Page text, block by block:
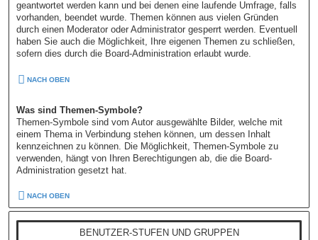
geantwortet werden kann und bei denen eine laufende Umfrage, falls
vorhanden, beendet wurde. Themen können aus vielen Gründen
durch einen Moderator oder Administrator gesperrt werden. Eventuell
haben Sie auch die Möglichkeit, Ihre eigenen Themen zu schließen,
sofern dies durch die Board-Administration erlaubt wurde.
NACH OBEN
Was sind Themen-Symbole?
Themen-Symbole sind vom Autor ausgewählte Bilder, welche mit
einem Thema in Verbindung stehen können, um dessen Inhalt
kennzeichnen zu können. Die Möglichkeit, Themen-Symbole zu
verwenden, hängt von Ihren Berechtigungen ab, die die Board-
Administration gesetzt hat.
NACH OBEN
BENUTZER-STUFEN UND GRUPPEN